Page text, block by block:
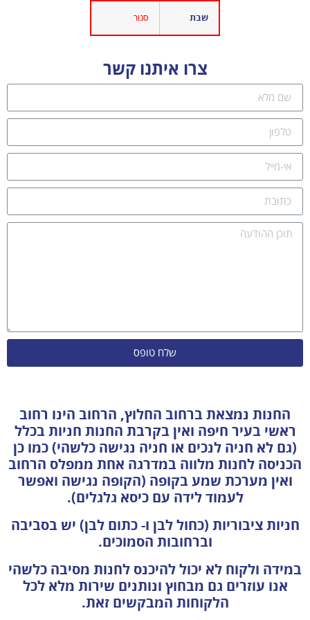
שבת סגור
צרו איתנו קשר
שלח טופס
החנות נמצאת ברחוב החלוץ, הרחוב הינו רחוב
ראשי בעיר חיפה ואין בקרבת החנות חניות בכלל
(גם לא חניה לנכים או חניה נגישה כלשהי) כמו כן
הכניסה לחנות מלווה במדרגה אחת ממפלס הרחוב
ואין מערכת שמע בקופה (הקופה נגישה ואפשר
לעמוד לידה עם כיסא גלגלים).
חניות ציבוריות (כחול לבן ו- כתום לבן) יש בסביבה
וברחובות הסמוכים.
במידה ולקוח לא יכול להיכנס לחנות מסיבה כלשהי
אנו עוזרים גם מבחוץ ונותנים שירות מלא לכל
הלקוחות המבקשים זאת.